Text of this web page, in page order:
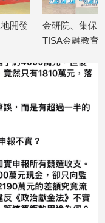
金研院、集保、投信
TISA金融教育 將辦